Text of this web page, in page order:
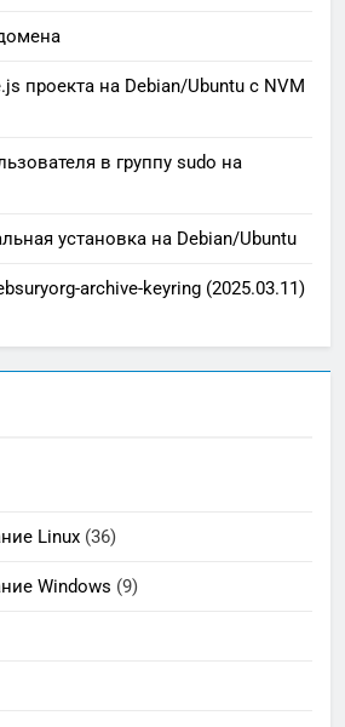
проекта на Debian/Ubuntu с NVM
в группу sudo на
установка на Debian/Ubuntu
archive-keyring (2025.03.11)
Linux (36)
Windows (9)